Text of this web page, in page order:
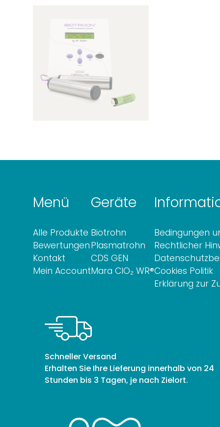
Menü
Alle Produkte
Bewertungen
Kontakt
Mein Account
Geräte
Biotrohn
Plasmatrohn
CDS GEN
Mara ClO₂ WR®
Bedingungen
Rechtlicher
Cookies Politik
Erklärung zur
Schneller Versand
Erhalten Sie Ihre Lieferung innerhalb von 24
Stunden bis 3 Tagen, je nach Zielort.